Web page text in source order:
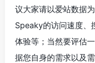
议大家请以爱站数据
Speaky的访问速度、
体验等；当然要评估
据您自身的需求以及